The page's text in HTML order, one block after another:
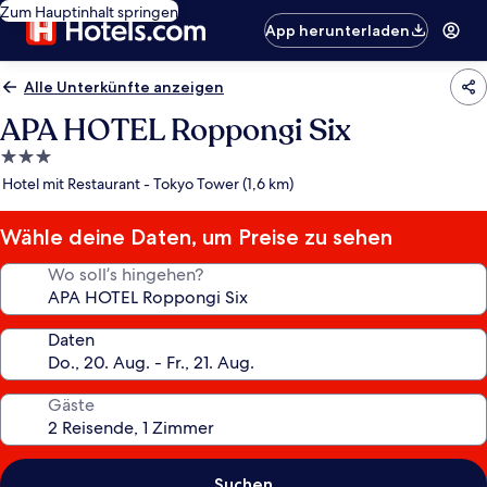
Zum Hauptinhalt springen
App herunterladen
Alle Unterkünfte anzeigen
APA HOTEL Roppongi Six
3.0-
Sterne-
Hotel mit Restaurant - Tokyo Tower (1,6 km)
Wähle deine Daten, um Preise zu sehen
Wo soll’s hingehen?
Daten
Gäste